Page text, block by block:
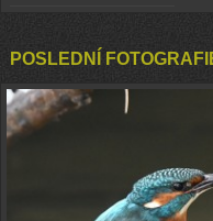
POSLEDNÍ